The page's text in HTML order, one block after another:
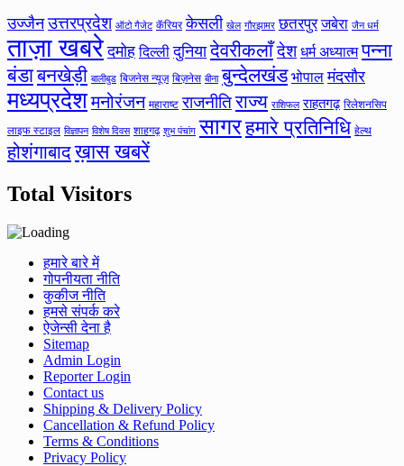
उज्जैन उत्तरप्रदेश ऑटो गैजेट कॅरियर केसली खेल गौरझामर छतरपुर जबेरा जैन धर्म
ताज़ा खबरे दमोह दिल्ली दुनिया देवरीकलाँदेश धर्म अध्यात्म पन्ना
बंडाबनखेड़ी बालीबुड बिजनेस न्यूज़ बिज़नेस बीना बुन्देलखंड भोपाल मंदसौर
मध्यप्रदेशमनोरंजन महाराष्ट राजनीतिराज्य राशिफल राहतगढ़ रिलेशनसिप
लाइफ स्टाइल विज्ञापन विशेष दिवस शाहगढ़ शुभ पंचांग सागरहमारे प्रतिनिधि हेल्थ
होशंगाबादख़ास खबरें
Total Visitors
हमारे बारे में
गोपनीयता नीति
कुकीज नीति
हमसे संपर्क करे
ऐजेन्सी देना है
Sitemap
Admin Login
Reporter Login
Contact us
Shipping & Delivery Policy
Cancellation & Refund Policy
Terms & Conditions
Privacy Policy